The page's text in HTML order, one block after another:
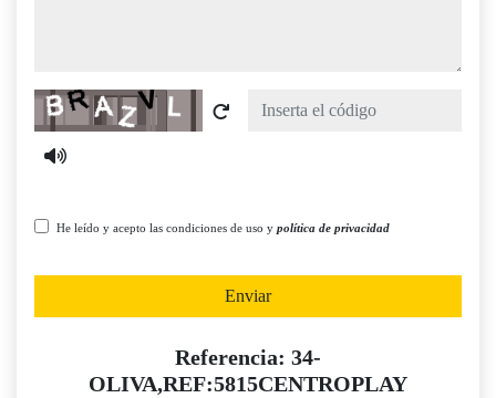
Captcha
He leído y acepto las condiciones de uso y política de privacidad
Enviar
Referencia: 34-
OLIVA,REF:5815CENTROPLAY